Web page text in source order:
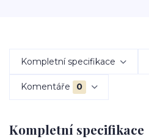
Kompletní specifikace
Komentáře 0
Kompletní specifikace